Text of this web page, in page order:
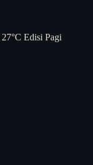
27°C Edisi Pagi